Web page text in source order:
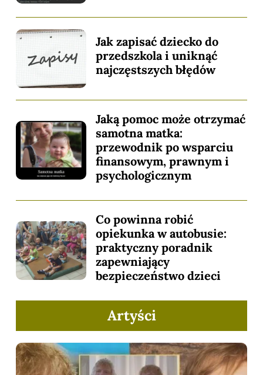
Jak zapisać dziecko do
przedszkola i uniknąć
najczęstszych błędów
Jaką pomoc może otrzymać
samotna matka:
przewodnik po wsparciu
finansowym, prawnym i
psychologicznym
Co powinna robić
opiekunka w autobusie:
praktyczny poradnik
zapewniający
bezpieczeństwo dzieci
Artyści